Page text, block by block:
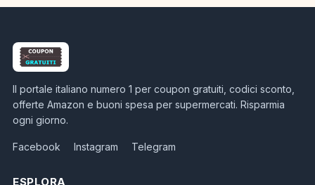
Il portale italiano numero 1 per coupon gratuiti, codici sconto,
offerte Amazon e buoni spesa per supermercati. Risparmia
ogni giorno.
Facebook Instagram Telegram
ESPLORA